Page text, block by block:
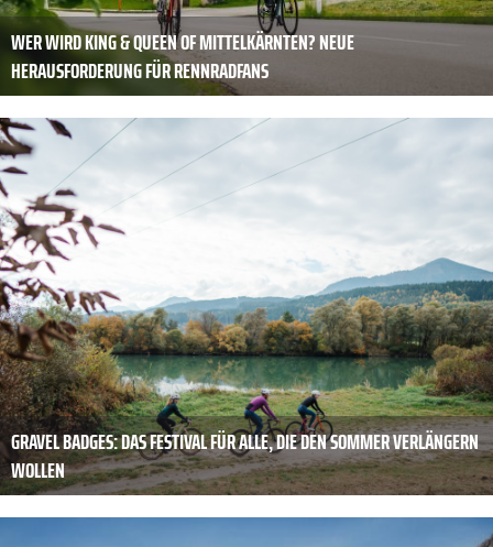
WER WIRD KING & QUEEN OF MITTELKÄRNTEN? NEUE
HERAUSFORDERUNG FÜR RENNRADFANS
GRAVEL BADGES: DAS FESTIVAL FÜR ALLE, DIE DEN SOMMER VERLÄNGERN
WOLLEN